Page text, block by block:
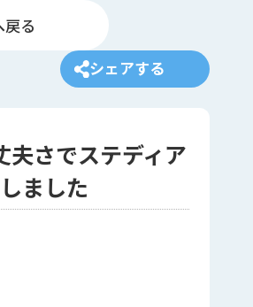
る
シェアする
夫さでステディア
ました